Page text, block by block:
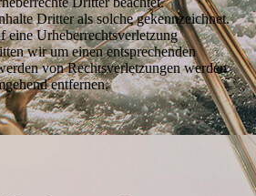
Dritter als solche gekennzeichnet.
eine Urheberrechtsverletzung
wir um einen entsprechenden
von Rechtsverletzungen werden
entfernen.